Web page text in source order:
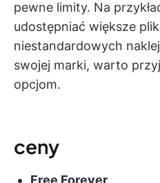
pewne limity. Na
udostępniać większe
niestandardowych
swojej marki, warto
opcjom.
ceny
Free Forever